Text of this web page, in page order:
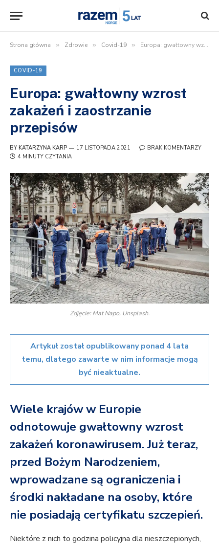
Strona główna » Zdrowie » Covid-19 » Europa: gwałtowny wzrost zakażeń i zaostrzanie przepisów
COVID-19
Europa: gwałtowny wzrost
zakażeń i zaostrzanie
przepisów
BY KATARZYNA KARP 17 LISTOPADA 2021
BRAK KOMENTARZY
4 MINUTY CZYTANIA
Zdjęcie: Mat Napo, Unsplash.
Artykuł został opublikowany ponad 4 lata
temu, dlatego zawarte w nim informacje mogą
być nieaktualne.
Wiele krajów w Europie
odnotowuje gwałtowny wzrost
zakażeń koronawirusem. Już teraz,
przed Bożym Narodzeniem,
wprowadzane są ograniczenia i
środki nakładane na osoby, które
nie posiadają certyfikatu szczepień.
Niektóre z nich to godzina policyjna dla nieszczepionych,